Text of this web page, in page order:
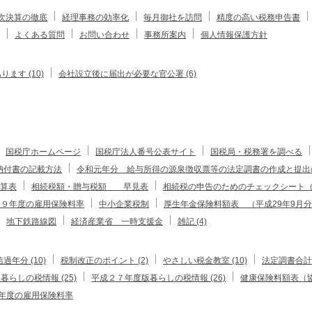
決算の徹底 経理事務の効率化 毎月御社を訪問
精度の高い税務申告書
よくある質問
お問い合わせ 事務所案内 個人情報保護方針
ます (10) 会社設立後に届出が必要な官公署 (6)
国税庁ホームページ 国税庁法人番号公表サイト
国税局・税務署を調べる
付書の記載方法
令和元年分 給与所得の源泉徴収票等の法定調書の作成と提出
表
相続税額・贈与税額 早見表
相続税の申告のためのチェックシート
年度の雇用保険料率
中小企業税制
厚生年金保険料額表 （平成29年9月
地下鉄路線図
経済産業省 一時支援金 雑記 (4)
過年分 (10) 税制改正のポイント (2) やさしい税金教室 (10)
法定調書合
らしの税情報 (25)
平成２７年度版暮らしの税情報 (26)
健康保険料額表（
度の雇用保険料率